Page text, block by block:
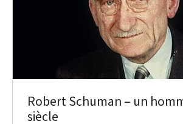
Robert Schuman – un
siècle